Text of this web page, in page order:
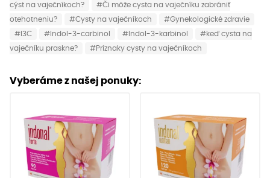
cýst na vaječníkoch?
#Či môže cysta na vaječníku zabrániť
otehotneniu?
#Cysty na vaječníkoch
#Gynekologické zdravie
#I3C
#Indol-3-carbinol #Indol-3-karbinol
#keď cysta na
vaječníku praskne?
#Príznaky cysty na vaječníkoch
Vyberáme z našej ponuky: